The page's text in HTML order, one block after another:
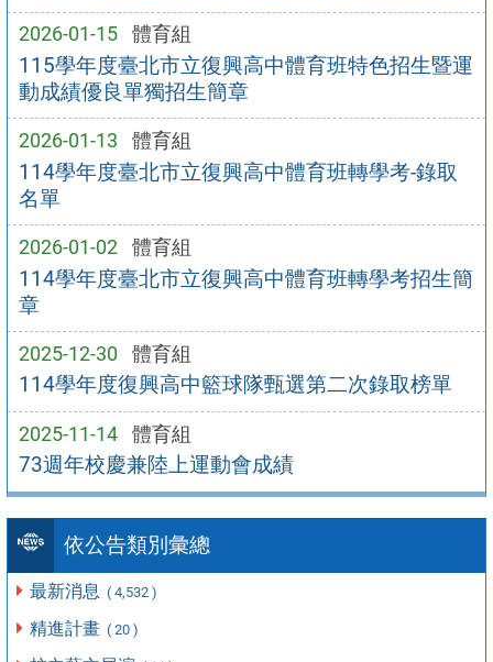
2026-01-15 體育組
115學年度臺北市立復興高中體育班特色招生暨運
動成績優良單獨招生簡章
2026-01-13 體育組
114學年度臺北市立復興高中體育班轉學考-錄取
名單
2026-01-02 體育組
114學年度臺北市立復興高中體育班轉學考招生簡
章
2025-12-30 體育組
114學年度復興高中籃球隊甄選第二次錄取榜單
2025-11-14 體育組
73週年校慶兼陸上運動會成績
依公告類別彙總
最新消息 ( 4,532 )
精進計畫 ( 20 )